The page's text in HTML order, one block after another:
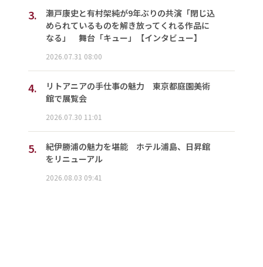
3.
瀬戸康史と有村架純が9年ぶりの共演「閉じ込
められているものを解き放ってくれる作品に
なる」 舞台「キュー」【インタビュー】
2026.07.31 08:00
4.
リトアニアの手仕事の魅力 東京都庭園美術
館で展覧会
2026.07.30 11:01
5.
紀伊勝浦の魅力を堪能 ホテル浦島、日昇館
をリニューアル
2026.08.03 09:41